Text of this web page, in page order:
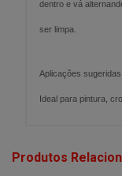
dentro e vá
ser limpa.
Aplicações sugeridas
Ideal para pintura,
Produtos